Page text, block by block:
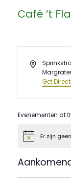
Café ’t
Address
Get
Evenementen at
BerichtEr zijn